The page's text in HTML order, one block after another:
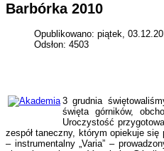
Barbórka 2010
Opublikowano: piątek,
Odsłon: 4503
3 grudnia
święta górników,
Uroczystość
zespół taneczny, którym opiekuje
– instrumentalny „Varia” –